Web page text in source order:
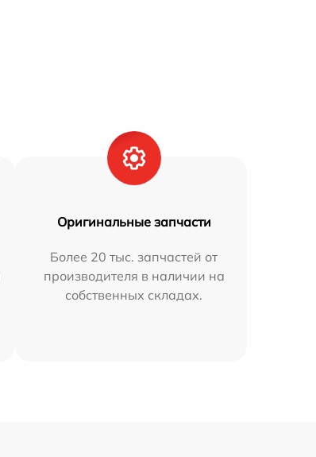
Оригинальные запчасти
Более 20 тыс. запчастей от
производителя в наличии на
собственных складах.